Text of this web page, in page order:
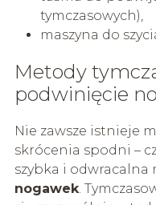
tymczasowych),
maszyna do
Metody
podwinięcie
Nie zawsze istnieje
skrócenia spodni –
szybka i odwracalna
nogawek.